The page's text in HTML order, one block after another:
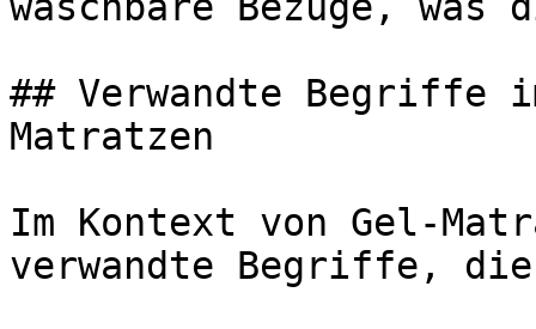
## Verwandte Begriffe
Matratzen
Im Kontext von Gel-
verwandte Begriffe,